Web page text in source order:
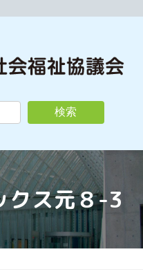
検索
クス元８-3